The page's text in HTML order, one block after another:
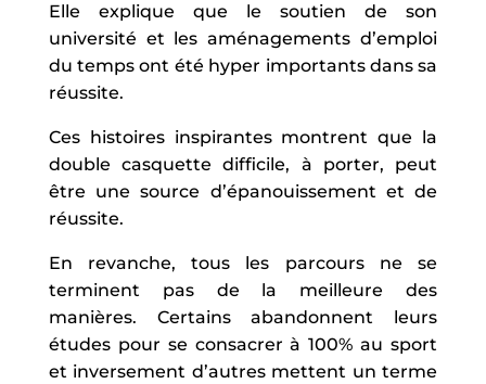
Elle explique que le soutien de son
université et les aménagements d’emploi
du temps ont été hyper importants dans sa
réussite.
Ces histoires inspirantes montrent que la
double casquette difficile, à porter, peut
être une source d’épanouissement et de
réussite.
En revanche, tous les parcours ne se
terminent pas de la meilleure des
manières. Certains abandonnent leurs
études pour se consacrer à 100% au sport
et inversement d’autres mettent un terme